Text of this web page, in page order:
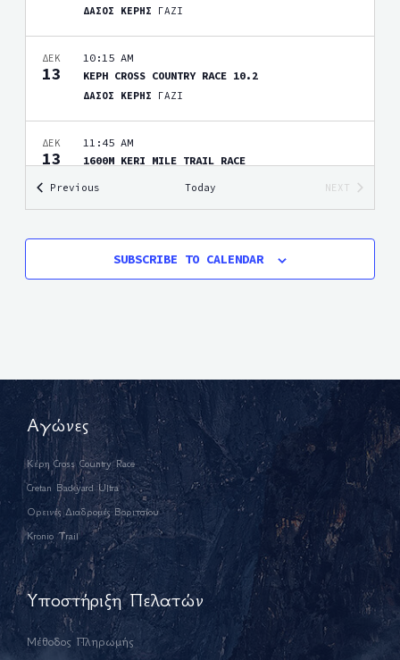
ΔΑΣΟΣ ΚΕΡΗΣ ΓΑΖΙ
ΔΕΚ
13
10:15 AM
ΚΕΡΗ CROSS COUNTRY RACE 10.2
ΔΑΣΟΣ ΚΕΡΗΣ ΓΑΖΙ
ΔΕΚ
13
11:45 AM
1600M KERI MILE TRAIL RACE
16
ΚΕΝΤΡΙΚΗ ΠΛΑΤΕΙΑ ΒΟΡΙΤΣΙΟΥ (Δ.ΧΕΡΣΟΝΗΣΟΥ)
ΗΡΑΚΛΕΙΟ
PreviousEvents Today
NEXT
SUBSCRIBE TO CALENDAR
Αγώνες
Κέρη Cross Country Race
Cretan Backyard Ultra
Ορεινές Διαδρομές Βοριτσίου
Kronio Trail
Υποστήριξη Πελατών
Μέθοδος Πληρωμής